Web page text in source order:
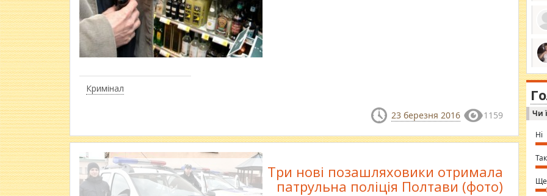
Кримінал
23 березня 2016 1159
Три нові позашляховики отримала
патрульна поліція Полтави (фото)
за
ми
in
⇒
Чи
Ні
Так
Ще